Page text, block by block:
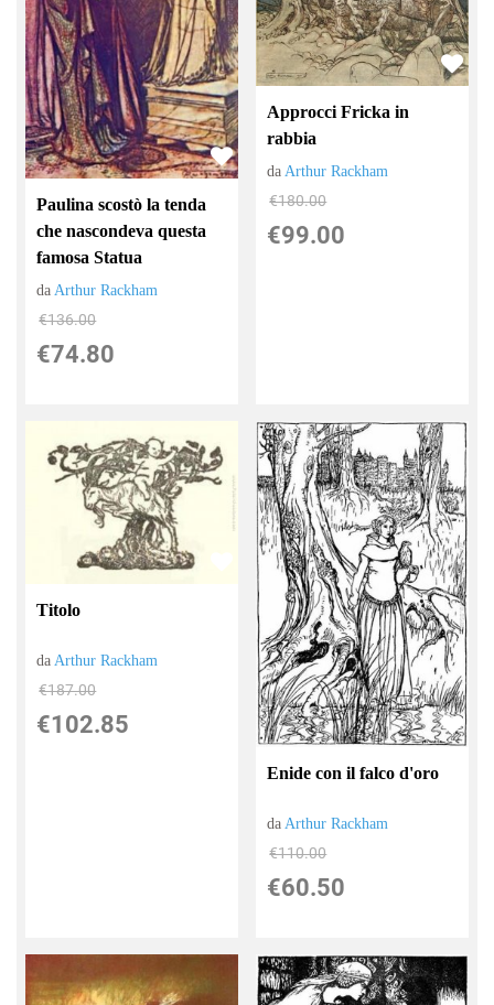
Paulina scostò la tenda
che nascondeva questa
famosa Statua
da Arthur Rackham
€136.00
€74.80
Approcci Fricka in
rabbia
daArthur Rackham
€180.00
€99.00
Titolo
daArthur Rackham
€187.00
€102.85
Enide con il falco d'oro
da Arthur Rackham
€110.00
€60.50